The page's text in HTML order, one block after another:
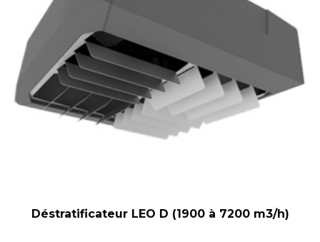
Déstratificateur LEO D (1900 à 7200 m3/h)